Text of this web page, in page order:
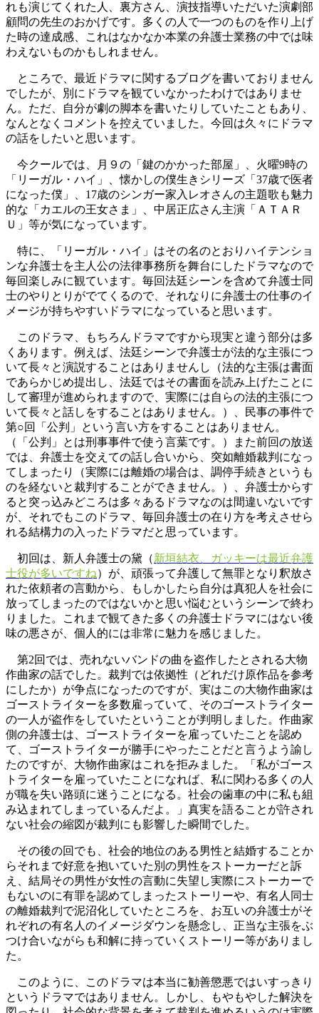
れも演じてくれた人、裏方さん、演技指導いただいた演劇部
顧問の先生のおかげです。多くの人で一つのものを作り上げ
た時の達成感、これはなかなか本業の弁護士業務の中では味
わえないものかもしれません。
ところで、最近ドラマに関するブログを書いておりません
でしたが、別にドラマを観ていなかったわけではありませ
ん。ただ、自分が劇の脚本を書いたりしていたこともあり、
なんとなくコメントを控えていました。今回は久々にドラマ
の話をしたいと思います。
今クールでは、月９の「鍵のかかった部屋」、火曜9時の
「リーガル・ハイ」、懐かしの僕生きシリーズ「37歳で医者
になった僕」、17歳のシンガー家入レオさんの主題歌も魅力
的な「カエルの王女さま」、中居正広さん主演「ＡＴＡＲ
Ｕ」等が気になっています。
特に、「リーガル・ハイ」はその名のとおりハイテンショ
ンな弁護士を主人公の法律事務所を舞台にしたドラマなので
毎回楽しみに観ています。毎回法廷シーンを含めて弁護士同
士のやりとりがでてくるので、それなりに弁護士の仕事のイ
メージが持ちやすいドラマになっていると思います。
このドラマ、もちろんドラマですから現実と違う部分は多
くあります。例えば、法廷シーンで弁護士が法的な主張につ
いて長々と演説することはありませんし（法的な主張は書面
であらかじめ提出し、法廷ではその書面を読み上げたことに
して審理が進められますので、実際には自らの法的主張につ
いて長々と話しをすることはありません。）、民事の事件で
第○回「公判」という言い方をすることはありません。
（「公判」とは刑事事件で使う言葉です。）また前回の放送
では、弁護士を交えての話し合いから、突如離婚裁判になっ
てしまったり（実際には離婚の場合は、調停手続きというも
のを経ないと裁判することができません。）、弁護士からす
ると突っ込みどころは多々あるドラマなのは間違いないです
が、それでもこのドラマ、毎回弁護士の在り方を考えさせら
れる結構力の入ったドラマだと思っています。
初回は、新人弁護士の黛（新垣結衣、ガッキーは最近弁護
士役が多いですね）が、頑張って弁護して無罪となり釈放さ
れた依頼者の言動から、もしかしたら自分は真犯人を社会に
放ってしまったのではないかと思い悩むというシーンで終わ
りました。これまで観てきた多くの弁護士ドラマにはない後
味の悪さが、個人的には非常に魅力を感じました。
第2回では、売れないバンドの曲を盗作したとされる大物
作曲家の話でした。裁判では依拠性（どれだけ原作品を参考
にしたか）が争点になったのですが、実はこの大物作曲家は
ゴーストライターを多数雇っていて、そのゴーストライター
の一人が盗作をしていたということが判明しました。作曲家
側の弁護士は、ゴーストライターを雇っていたことを認め
て、ゴーストライターが勝手にやったことだと言うよう諭し
たのですが、大物作曲家はこれを拒みました。「私がゴース
トライターを雇っていたことになれば、私に関わる多くの人
が職を失い路頭に迷うことになる。社会の歯車の中に私も組
み込まれてしまっているんだよ。」真実を語ることが許され
ない社会の縮図が裁判にも影響した瞬間でした。
その後の回でも、社会的地位のある男性と結婚することか
らそれまで好意を抱いていた別の男性をストーカーだと訴
え、結局その男性が女性の言動に失望し実際にストーカーで
もないのに有罪を認めてしまったストーリーや、有名人同士
の離婚裁判で泥沼化していたところを、お互いの弁護士がそ
れぞれの有名人のイメージダウンを懸念し、正当な主張をぶ
つけ合いながらも和解に持っていくストーリー等がありまし
た。
このように、このドラマは本当に勧善懲悪ではいすっきり
というドラマではありません。しかし、もやもやした解決を